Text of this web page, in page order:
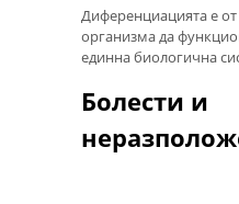
Диференциацията е
организма да
единна биологична
Болести и